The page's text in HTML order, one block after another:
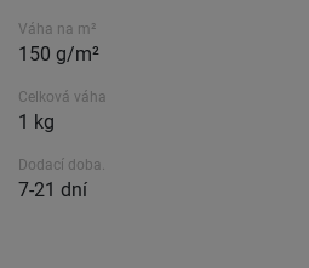
Váha na m²
150 g/m²
Celková váha
1 kg
Dodací doba.
7-21 dní